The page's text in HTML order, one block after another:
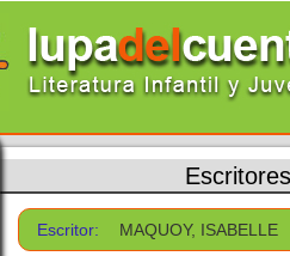
Escritores
Escritor: MAQUOY, ISABELLE